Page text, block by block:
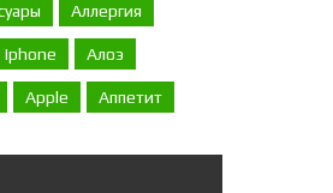
Аллергия
Iphone Алоэ
Apple Аппетит